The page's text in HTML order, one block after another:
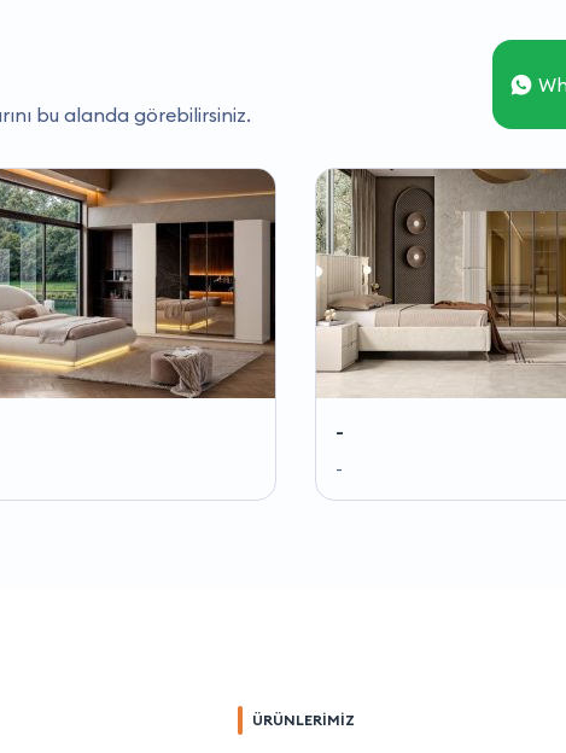
bu alanda görebilirsiniz.
-
-
ÜRÜNLERİMİZ